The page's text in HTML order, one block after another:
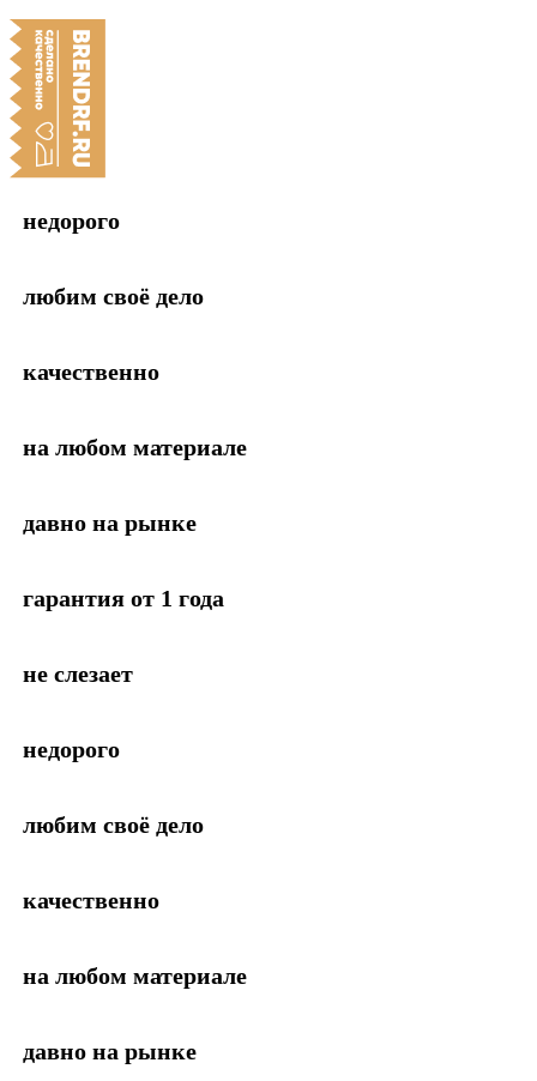
недорого
любим своё дело
качественно
на любом материале
давно на рынке
гарантия от 1 года
не слезает
недорого
любим своё дело
качественно
на любом материале
давно на рынке